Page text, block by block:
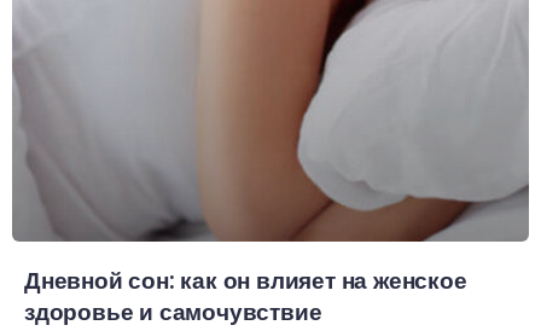
Дневной сон: как он влияет на женское
здоровье и самочувствие